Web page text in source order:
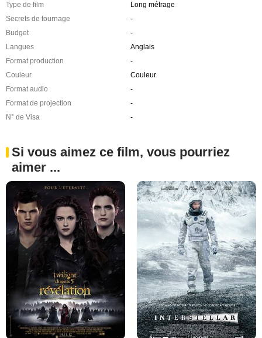
Type de film
Long métrage
Secrets de tournage
-
Budget
-
Langues
Anglais
Format production
-
Couleur
Couleur
Format audio
-
Format de projection
-
N° de Visa
-
Si vous aimez ce film, vous pourriez
aimer ...